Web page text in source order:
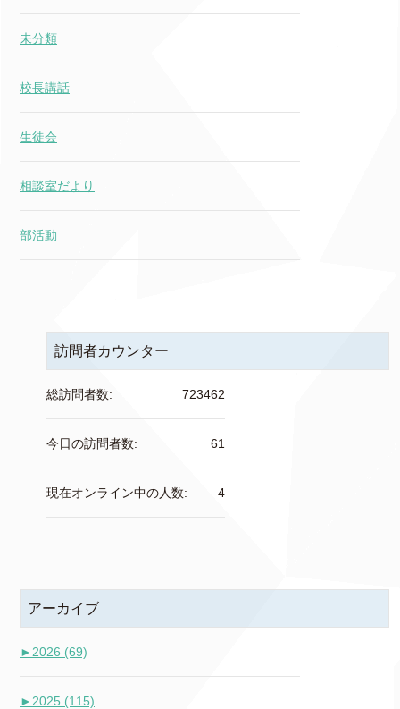
未分類
校長講話
生徒会
相談室だより
部活動
訪問者カウンター
723462
総訪問者数:
61
今日の訪問者数:
4
現在オンライン中の人数:
アーカイブ
► 2026 (69)
► 2025 (115)